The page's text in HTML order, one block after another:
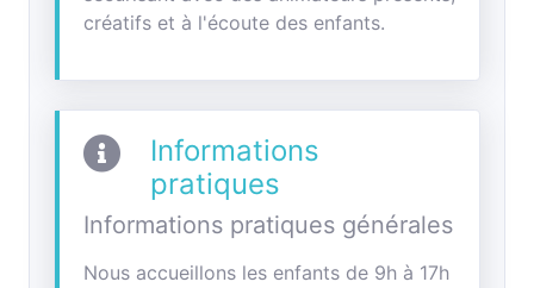
créatifs et à l'écoute des enfants.
Informations
pratiques
Informations pratiques générales
Nous accueillons les enfants de 9h à 17h